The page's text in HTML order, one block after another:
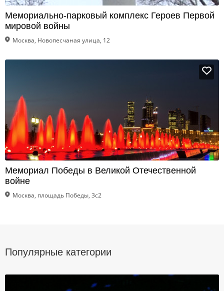
Мемориально-парковый комплекс Героев Первой
мировой войны
Москва, Новопесчаная улица, 12
Мемориал Победы в Великой Отечественной
войне
Москва, площадь Победы, 3с2
Популярные категории